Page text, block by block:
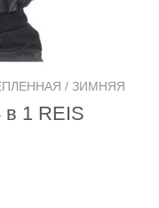
/ ЗИМНЯЯ
в 1 REIS